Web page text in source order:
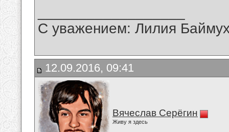
С уважением: Лилия
12.09.2016, 09:41
Вячеслав Серёгин
Живу я здесь